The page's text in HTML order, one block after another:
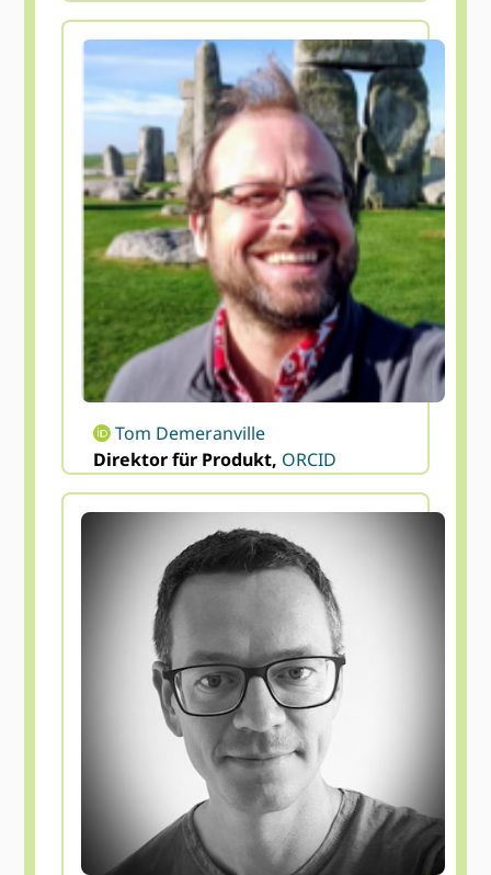
Tom Demeranville
Direktor für Produkt, ORCID